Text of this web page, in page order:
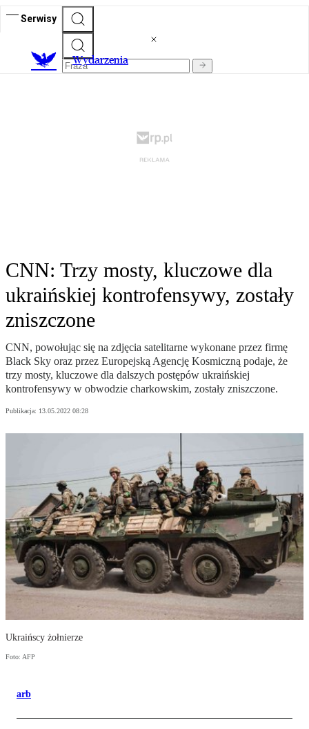
Serwisy
Wydarzenia
CNN: Trzy mosty, kluczowe dla
ukraińskiej kontrofensywy, zostały
zniszczone
CNN, powołując się na zdjęcia satelitarne wykonane przez firmę
Black Sky oraz przez Europejską Agencję Kosmiczną podaje, że
trzy mosty, kluczowe dla dalszych postępów ukraińskiej
kontrofensywy w obwodzie charkowskim, zostały zniszczone.
Publikacja: 13.05.2022 08:28
Ukraińscy żołnierze
Foto: AFP
arb